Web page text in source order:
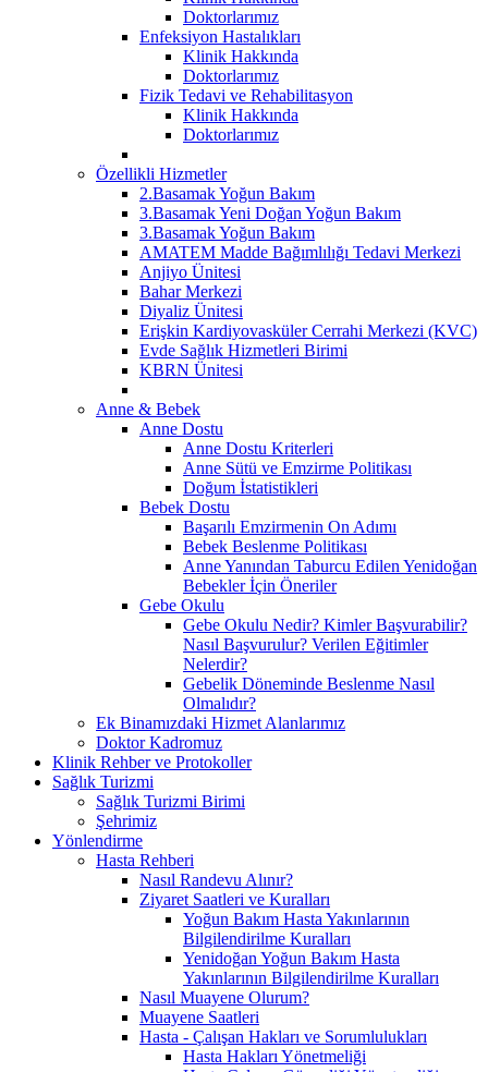
Doktorlarımız
Enfeksiyon Hastalıkları
Klinik Hakkında
Doktorlarımız
Fizik Tedavi ve Rehabilitasyon
Klinik Hakkında
Doktorlarımız
Özellikli Hizmetler
2.Basamak Yoğun Bakım
3.Basamak Yeni Doğan Yoğun Bakım
3.Basamak Yoğun Bakım
AMATEM Madde Bağımlılığı Tedavi Merkezi
Anjiyo Ünitesi
Bahar Merkezi
Diyaliz Ünitesi
Erişkin Kardiyovasküler Cerrahi Merkezi (KVC)
Evde Sağlık Hizmetleri Birimi
KBRN Ünitesi
Anne & Bebek
Anne Dostu
Anne Dostu Kriterleri
Anne Sütü ve Emzirme Politikası
Doğum İstatistikleri
Bebek Dostu
Başarılı Emzirmenin On Adımı
Bebek Beslenme Politikası
Anne Yanından Taburcu Edilen Yenidoğan
Bebekler İçin Öneriler
Gebe Okulu
Gebe Okulu Nedir? Kimler Başvurabilir?
Nasıl Başvurulur? Verilen Eğitimler
Nelerdir?
Gebelik Döneminde Beslenme Nasıl
Olmalıdır?
Ek Binamızdaki Hizmet Alanlarımız
Doktor Kadromuz
Klinik Rehber ve Protokoller
Sağlık Turizmi
Sağlık Turizmi Birimi
Şehrimiz
Yönlendirme
Hasta Rehberi
Nasıl Randevu Alınır?
Ziyaret Saatleri ve Kuralları
Yoğun Bakım Hasta Yakınlarının
Bilgilendirilme Kuralları
Yenidoğan Yoğun Bakım Hasta
Yakınlarının Bilgilendirilme Kuralları
Nasıl Muayene Olurum?
Muayene Saatleri
Hasta - Çalışan Hakları ve Sorumlulukları
Hasta Hakları Yönetmeliği